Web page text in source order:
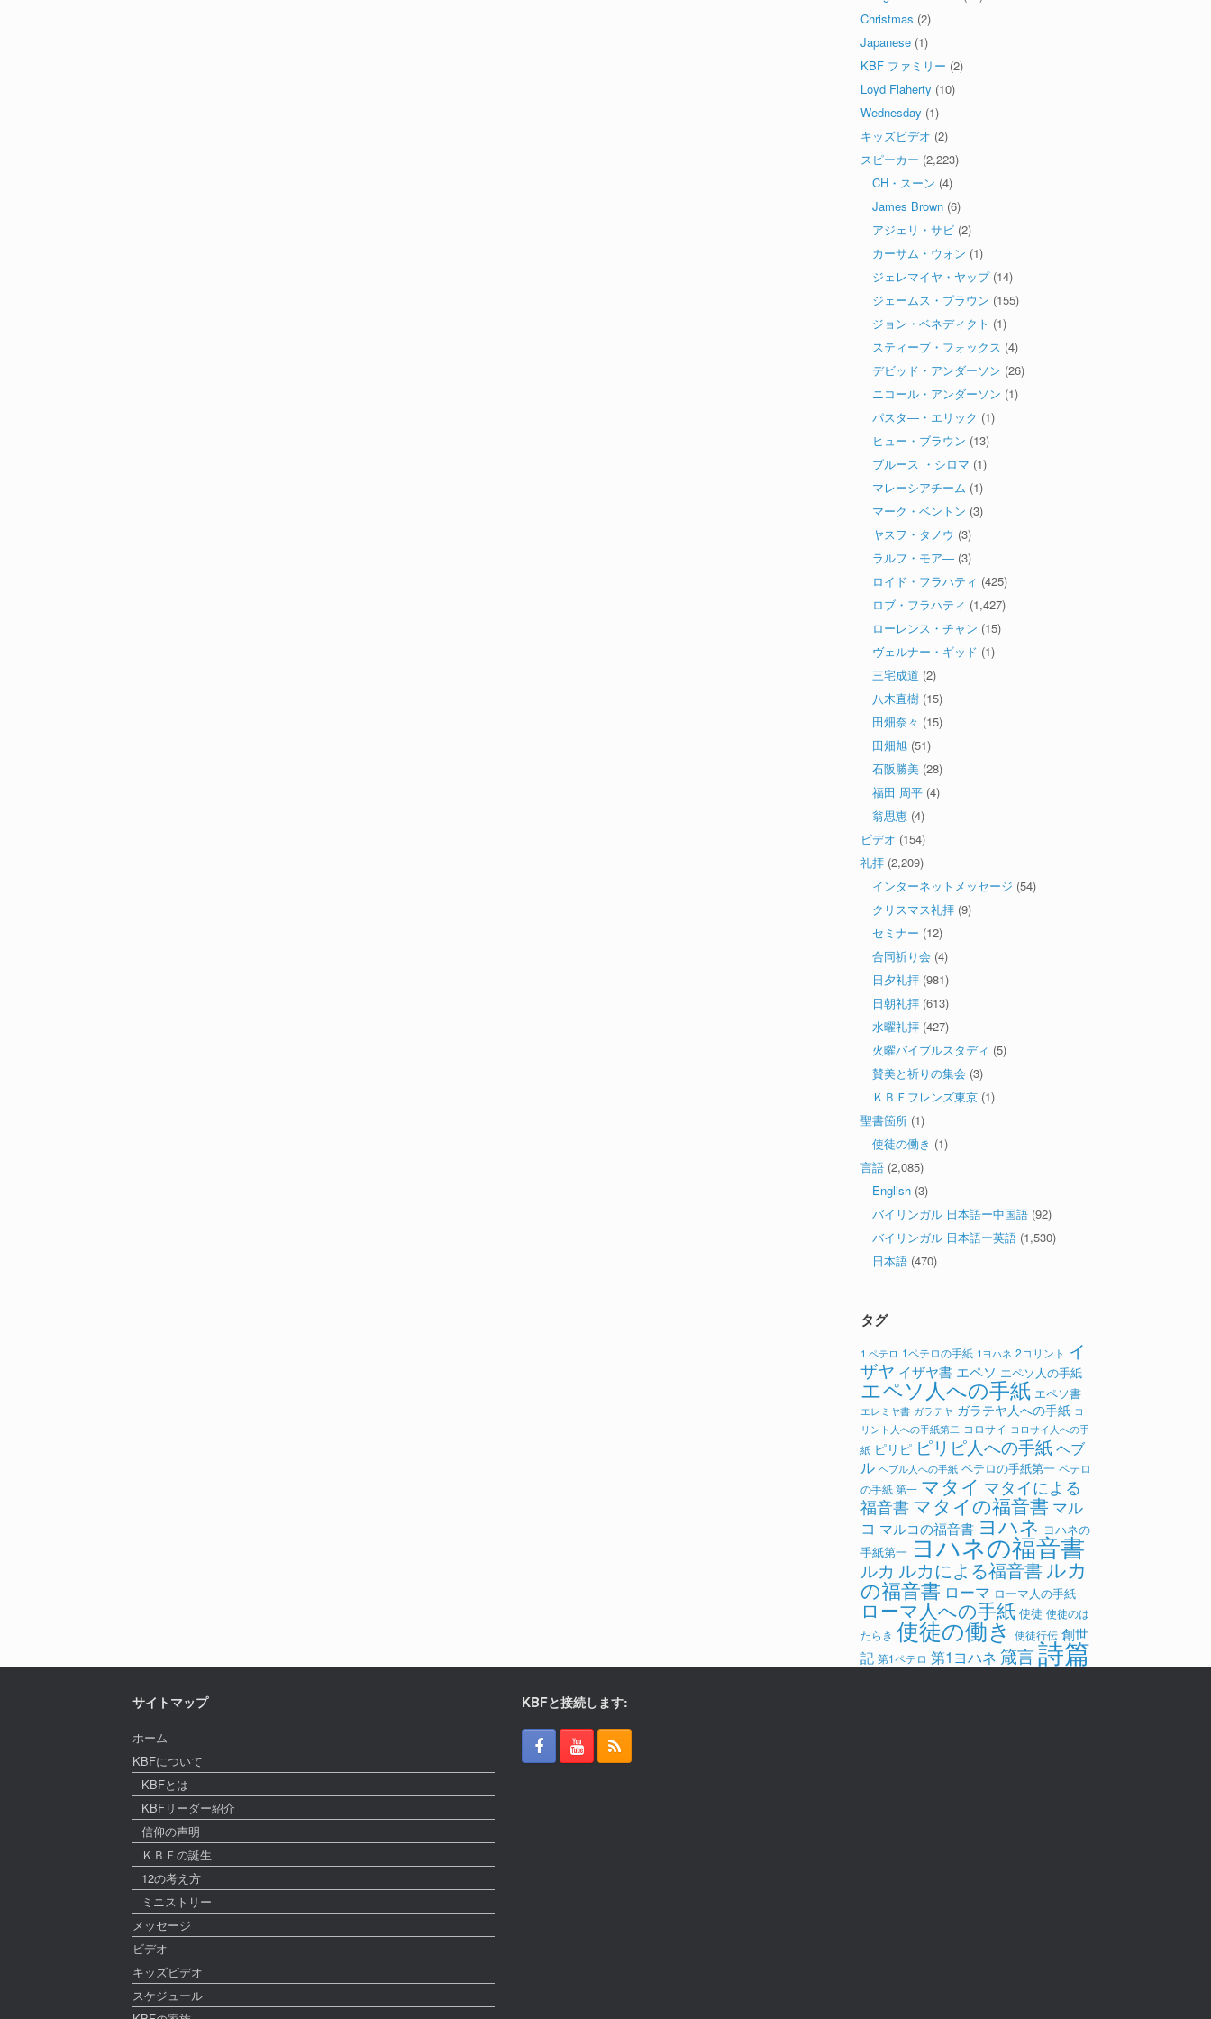
Christmas (2)
Japanese (1)
KBF ファミリー (2)
Loyd Flaherty (10)
Wednesday (1)
キッズビデオ (2)
スピーカー (2,223)
CH・スーン (4)
James Brown (6)
アジェリ・サビ (2)
カーサム・ウォン (1)
ジェレマイヤ・ヤップ(14)
ジェームス・ブラウン (155)
ジョン・ベネディクト (1)
スティーブ・フォックス (4)
デビッド・アンダーソン (26)
ニコール・アンダーソン (1)
パスタ―・エリック (1)
ヒュー・ブラウン (13)
ブルース ・シロマ (1)
マレーシアチーム (1)
マーク・ベントン (3)
ヤスヲ・タノウ (3)
ラルフ・モア― (3)
ロイド・フラハティ (425)
ロブ・フラハティ (1,427)
ローレンス・チャン (15)
ヴェルナー・ギッド (1)
三宅成道 (2)
八木直樹 (15)
田畑奈々 (15)
田畑旭 (51)
石阪勝美 (28)
福田 周平 (4)
翁思恵 (4)
ビデオ (154)
礼拝 (2,209)
インターネットメッセージ (54)
クリスマス礼拝 (9)
セミナー (12)
合同祈り会 (4)
日夕礼拝 (981)
日朝礼拝 (613)
水曜礼拝 (427)
火曜バイブルスタディ (5)
賛美と祈りの集会 (3)
ＫＢＦフレンズ東京 (1)
聖書箇所 (1)
使徒の働き (1)
言語 (2,085)
English (3)
バイリンガル 日本語ー中国語 (92)
バイリンガル 日本語ー英語 (1,530)
日本語 (470)
タグ
1 ペテロ 1ペテロの手紙 1ヨハネ 2コリント イ
ザヤ イザヤ書 エペソ エペソ人の手紙
エペソ人への手紙 エペソ書
エレミヤ書 ガラテヤ ガラテヤ人への手紙 コ
リント人への手紙第二 コロサイ コロサイ人への手
紙 ピリピ ピリピ人への手紙ヘブ
ル ヘブル人への手紙 ペテロの手紙第一 ペテロ
の手紙 第一 マタイ マタイによる
福音書 マタイの福音書 マル
コ マルコの福音書 ヨハネ ヨハネの
手紙第一 ヨハネの福音書
ルカ ルカによる福音書ルカ
の福音書 ローマ ローマ人の手紙
ローマ人への手紙 使徒 使徒のは
たらき 使徒の働き 使徒行伝 創世
記 第1ペテロ 第1ヨハネ 箴言詩篇
サイトマップ
ホーム
KBFについて
KBFとは
KBFリーダー紹介
信仰の声明
ＫＢＦの誕生
12の考え方
ミニストリー
メッセージ
ビデオ
キッズビデオ
スケジュール
KBFと接続します: